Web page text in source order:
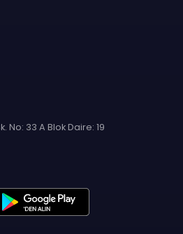
No: 33 A Blok Daire: 19